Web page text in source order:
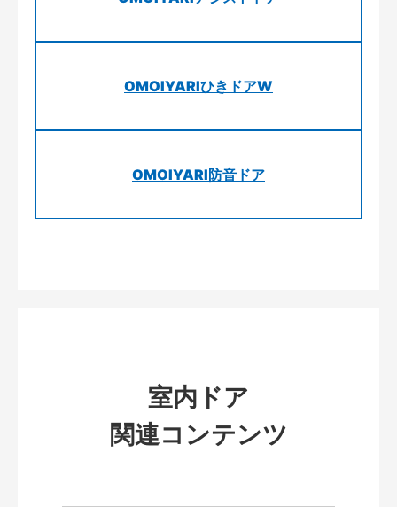
OMOIYARIひきドアW
OMOIYARI防音ドア
室内ドア
関連コンテンツ